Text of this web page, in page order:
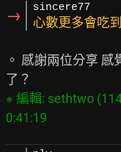
→ sincere77
心數更多會吃
。 感謝兩位分享
※ 編輯: sethtwo